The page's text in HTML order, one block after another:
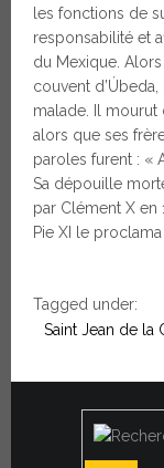
les fonctions de
responsabilité et
du Mexique. Alors
couvent
malade. Il mourut
alors que ses
paroles furent : «
Sa dépouille
par Clément X en
Pie XI le
Tagged under:
Saint Jean de la